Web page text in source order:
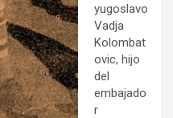
yugoslavo
Vadja
Kolombat
ovic, hijo
del
embajado
r